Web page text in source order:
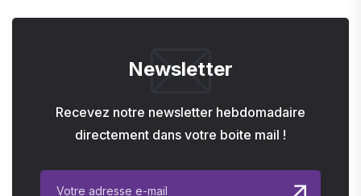
Newsletter
Recevez notre newsletter hebdomadaire
directement dans votre boite mail !